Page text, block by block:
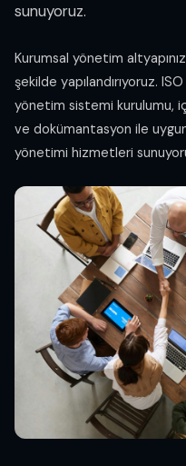
sunuyoruz.
Kurumsal yönetim
şekilde yapılandırıyoruz.
yönetim sistemi kurulumu,
ve dokümantasyon ile
yönetimi hizmetleri